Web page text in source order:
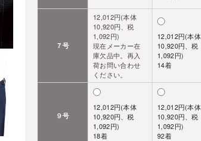
７号
12,012円(本体
10,920円、税
1,092円)
現在メーカー在
庫欠品中。再入
荷お問い合わせ
ください。
12,012円(本体
10,920円、税
1,092円)
14着
９号
12,012円(本体
10,920円、税
1,092円)
18着
12,012円(本体
10,920円、税
1,092円)
92着